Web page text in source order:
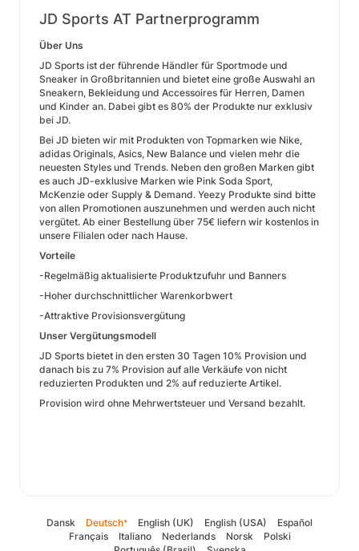
JD Sports AT Partnerprogramm
Über Uns
JD Sports ist der führende Händler für Sportmode und
Sneaker in Großbritannien und bietet eine große Auswahl an
Sneakern, Bekleidung und Accessoires für Herren, Damen
und Kinder an. Dabei gibt es 80% der Produkte nur exklusiv
bei JD.
Bei JD bieten wir mit Produkten von Topmarken wie Nike,
adidas Originals, Asics, New Balance und vielen mehr die
neuesten Styles und Trends. Neben den großen Marken gibt
es auch JD-exklusive Marken wie Pink Soda Sport,
McKenzie oder Supply & Demand. Yeezy Produkte sind bitte
von allen Promotionen auszunehmen und werden auch nicht
vergütet. Ab einer Bestellung über 75€ liefern wir kostenlos in
unsere Filialen oder nach Hause.
Vorteile
-Regelmäßig aktualisierte Produktzufuhr und Banners
-Hoher durchschnittlicher Warenkorbwert
-Attraktive Provisionsvergütung
Unser Vergütungsmodell
JD Sports bietet in den ersten 30 Tagen 10% Provision und
danach bis zu 7% Provision auf alle Verkäufe von nicht
reduzierten Produkten und 2% auf reduzierte Artikel.
Provision wird ohne Mehrwertsteuer und Versand bezahlt​.
Dansk Deutsch* English (UK) English (USA)
Español
Français
Italiano Nederlands Norsk
Polski